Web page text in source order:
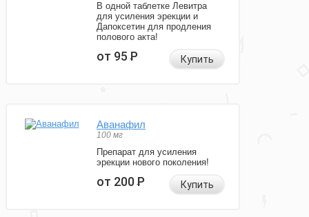
В одной таблетке Левитра
для усиления эрекции и
Дапоксетин для продления
полового акта!
от 95Р Купить
Аванафил
100 мг
Препарат для усиления
эрекции нового поколения!
от 200Р Купить